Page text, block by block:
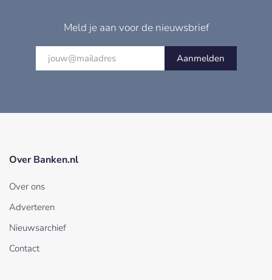
Meld je aan voor de nieuwsbrief
Aanmelden
Over Banken.nl
Over ons
Adverteren
Nieuwsarchief
Contact